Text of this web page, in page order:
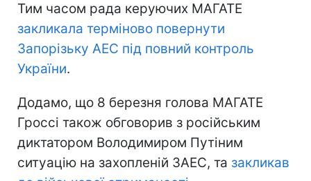
Тим часом рада керуючих МАГАТЕ
закликала терміново повернути
Запорізьку АЕС під повний контроль
України.
Додамо, що 8 березня голова МАГАТЕ
Гроссі також обговорив з російським
диктатором Володимиром Путіним
ситуацію на захопленій ЗАЕС, та закликав